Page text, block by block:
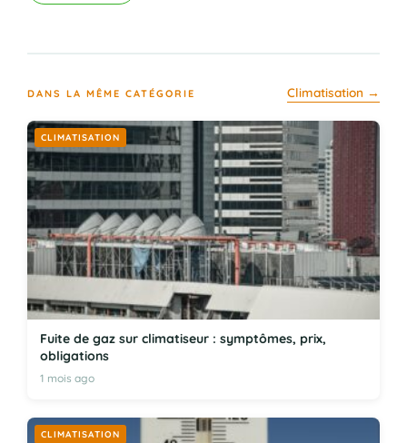
DANS LA MÊME CATÉGORIE Climatisation →
CLIMATISATION
Fuite de gaz sur climatiseur : symptômes, prix,
obligations
1 mois ago
CLIMATISATION